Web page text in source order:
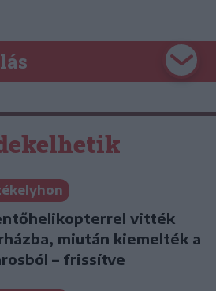
vitték
miután kiemelték a
– frissítve